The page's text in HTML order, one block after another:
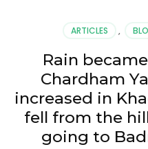
ARTICLES ,
Rain
Chardham
increased in
fell from the
going to